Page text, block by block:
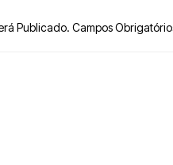
Publicado. Campos